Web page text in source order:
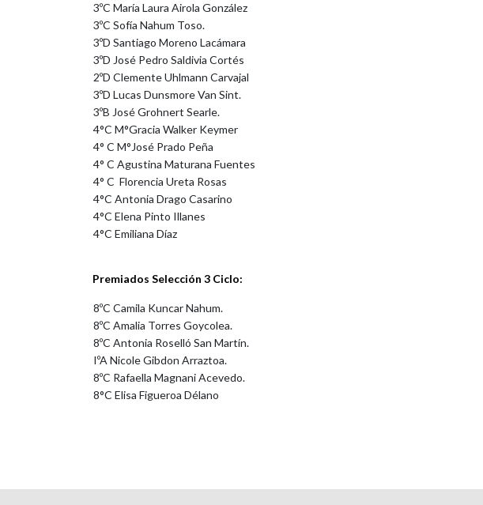
3ºC María Laura Airola González
3ºC Sofía Nahum Toso.
3ºD Santiago Moreno Lacámara
3ºD José Pedro Saldivia Cortés
2ºD Clemente Uhlmann Carvajal
3ºD Lucas Dunsmore Van Sint.
3ºB José Grohnert Searle.
4°C M°Gracia Walker Keymer
4° C M°José Prado Peña
4° C Agustina Maturana Fuentes
4° C Florencia Ureta Rosas
4°C Antonia Drago Casarino
4°C Elena Pinto Illanes
4°C Emiliana Díaz
Premiados Selección 3 Ciclo:
8ºC Camila Kuncar Nahum.
8ºC Amalia Torres Goycolea.
8ºC Antonia Roselló San Martín.
IºA Nicole Gibdon Arraztoa.
8ºC Rafaella Magnani Acevedo.
8°C Elisa Figueroa Délano